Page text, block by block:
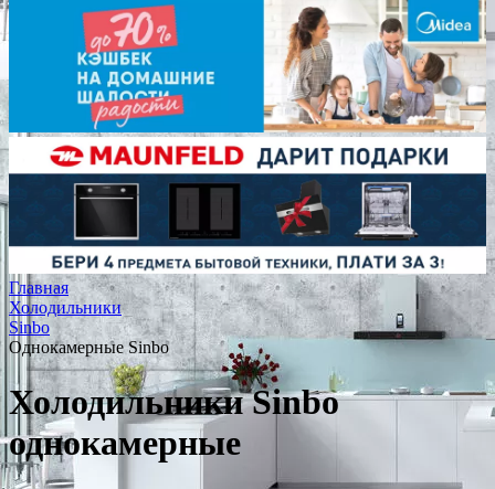
Главная
Холодильники
Sinbo
Однокамерные Sinbo
Холодильники Sinbo
однокамерные